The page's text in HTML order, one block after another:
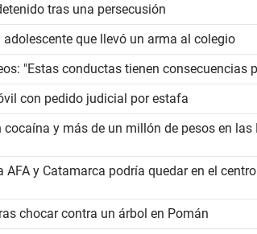
tras una persecusión
que llevó un arma al colegio
"Estas conductas tienen consecuencias
con pedido judicial por estafa
y más de un millón de pesos en las
y Catamarca podría quedar en el
chocar contra un árbol en Pomán